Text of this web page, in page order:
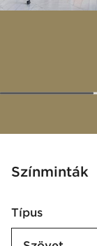
Színminták
Típus